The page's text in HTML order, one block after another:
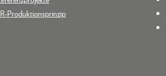
Produktionsprinzip